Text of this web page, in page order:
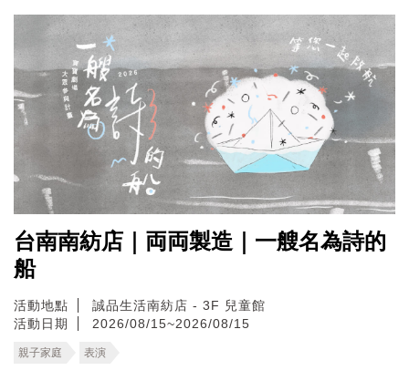
台南南紡店｜両両製造｜一艘名為詩的
船
活動地點
誠品生活南紡店 - 3F 兒童館
活動日期
2026/08/15~2026/08/15
親子家庭 表演